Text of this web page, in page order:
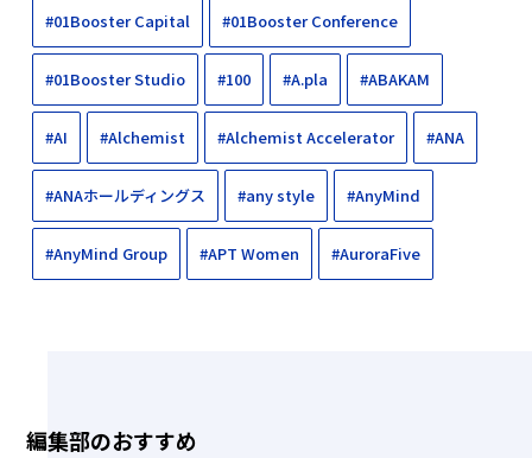
#01Booster Capital #01Booster Conference
#01Booster Studio #100 #A.pla #ABAKAM
#AI #Alchemist #Alchemist Accelerator #ANA
#ANAホールディングス #any style #AnyMind
#AnyMind Group #APT Women #AuroraFive
編集部のおすすめ